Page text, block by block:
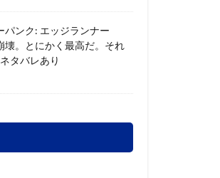
パンク: エッジランナー
壊。とにかく最高だ。それ
タバレあり